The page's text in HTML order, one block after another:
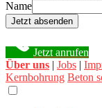
Name
Jetzt absenden
Jetzt anrufen
Über uns | Jobs |
Kernbohrung Beton